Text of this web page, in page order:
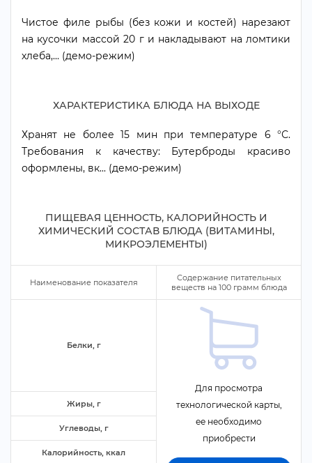
Чистое филе рыбы (без кожи и костей) нарезают
на кусочки массой 20 г и накладывают на ломтики
хлеба,... (демо-режим)
ХАРАКТЕРИСТИКА БЛЮДА НА ВЫХОДЕ
Хранят не более 15 мин при температуре 6 °С.
Требования к качеству: Бутерброды красиво
оформлены, вк... (демо-режим)
ПИЩЕВАЯ ЦЕННОСТЬ, КАЛОРИЙНОСТЬ И
ХИМИЧЕСКИЙ СОСТАВ БЛЮДА (ВИТАМИНЫ,
МИКРОЭЛЕМЕНТЫ)
Наименование показателя
Содержание питательных
еществ на 100рамм блюда
Белки,
Для просмотра
технологической карты,
ее необходимо
приобрести
Жиры,
Углеводы,
Калорийность, ккал